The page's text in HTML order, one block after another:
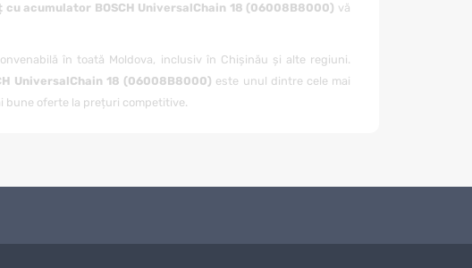
acumulator BOSCH UniversalChain 18 (06008B8000) vă
în toată Moldova, inclusiv în Chișinău și alte regiuni.
UniversalChain 18 (06008B8000) este unul dintre cele mai
bune oferte la prețuri competitive.